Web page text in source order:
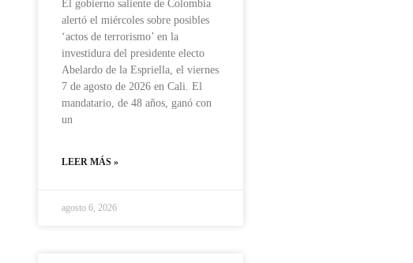
El gobierno saliente de Colombia
alertó el miércoles sobre posibles
‘actos de terrorismo’ en la
investidura del presidente electo
Abelardo de la Espriella, el viernes
7 de agosto de 2026 en Cali. El
mandatario, de 48 años, ganó con
un
LEER MÁS »
agosto 6, 2026